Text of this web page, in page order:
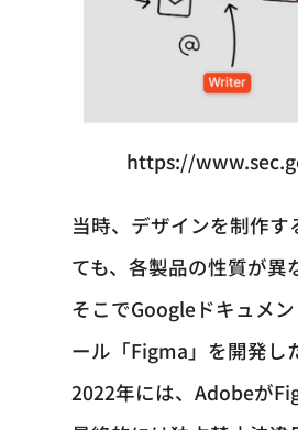
https://
当時、デザインを制作
ても、各製品の性質が異
そこでGoogleドキュメ
ール「Figma」を開発し
2022年には、Adobeが